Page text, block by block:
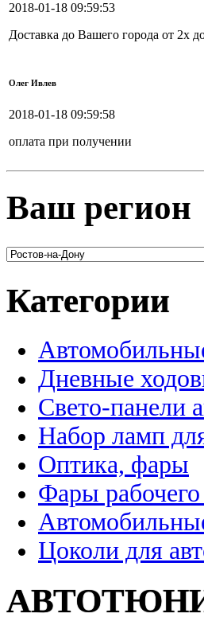
2018-01-18 09:59:53
Доставка до Вашего города от 2х
Олег Ивлев
2018-01-18 09:59:58
оплата при получении
Ваш регион
Категории
Дневные
Свето-панели
Набор ламп
Оптика, фары
Фары рабочего
Цоколи для